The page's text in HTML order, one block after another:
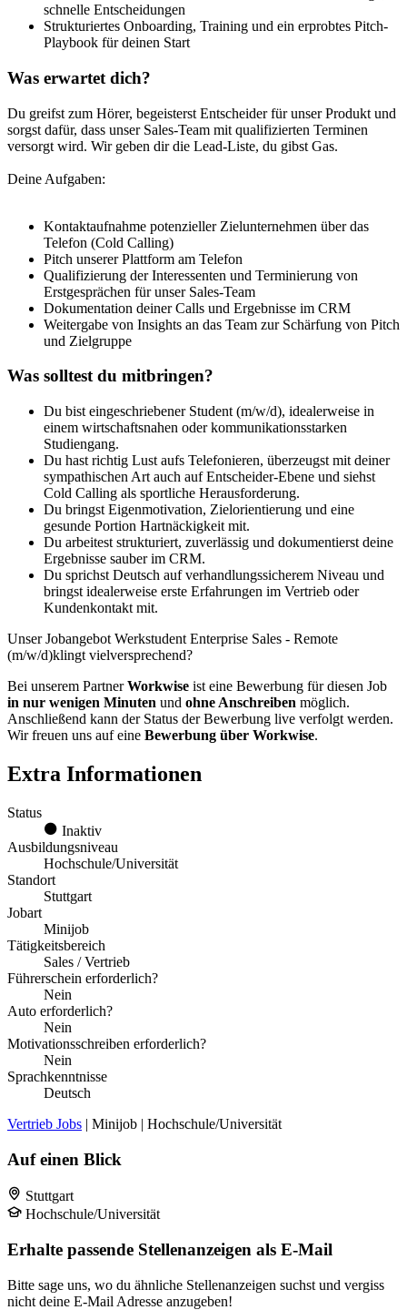
schnelle Entscheidungen
Strukturiertes Onboarding, Training und ein erprobtes Pitch-
Playbook für deinen Start
Was erwartet dich?
Du greifst zum Hörer, begeisterst Entscheider für unser Produkt und
sorgst dafür, dass unser Sales-Team mit qualifizierten Terminen
versorgt wird. Wir geben dir die Lead-Liste, du gibst Gas.
Deine Aufgaben:
Kontaktaufnahme potenzieller Zielunternehmen über das
Telefon (Cold Calling)
Pitch unserer Plattform am Telefon
Qualifizierung der Interessenten und Terminierung von
Erstgesprächen für unser Sales-Team
Dokumentation deiner Calls und Ergebnisse im CRM
Weitergabe von Insights an das Team zur Schärfung von Pitch
und Zielgruppe
Was solltest du mitbringen?
Du bist eingeschriebener Student (m/w/d), idealerweise in
einem wirtschaftsnahen oder kommunikationsstarken
Studiengang.
Du hast richtig Lust aufs Telefonieren, überzeugst mit deiner
sympathischen Art auch auf Entscheider-Ebene und siehst
Cold Calling als sportliche Herausforderung.
Du bringst Eigenmotivation, Zielorientierung und eine
gesunde Portion Hartnäckigkeit mit.
Du arbeitest strukturiert, zuverlässig und dokumentierst deine
Ergebnisse sauber im CRM.
Du sprichst Deutsch auf verhandlungssicherem Niveau und
bringst idealerweise erste Erfahrungen im Vertrieb oder
Kundenkontakt mit.
Unser Jobangebot Werkstudent Enterprise Sales - Remote
(m/w/d)klingt vielversprechend?
Bei unserem PartnerWorkwise ist eine Bewerbung für diesen Job
in nur wenigen Minuten und ohne Anschreiben möglich.
Anschließend kann der Status der Bewerbung live verfolgt werden.
Wir freuen uns auf eine Bewerbung über Workwise.
Extra Informationen
Status
Inaktiv
Ausbildungsniveau
Hochschule/Universität
Standort
Stuttgart
Jobart
Minijob
Tätigkeitsbereich
Sales / Vertrieb
Führerschein erforderlich?
Nein
Auto erforderlich?
Nein
Motivationsschreiben erforderlich?
Nein
Sprachkenntnisse
Deutsch
Vertrieb Jobs | Minijob | Hochschule/Universität
Auf einen Blick
Stuttgart
Hochschule/Universität
Erhalte passende Stellenanzeigen als E-Mail
Bitte sage uns, wo du ähnliche Stellenanzeigen suchst und vergiss
nicht deine E-Mail Adresse anzugeben!